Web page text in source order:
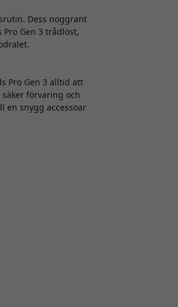
Dess noggrant
Gen 3 trådlöst,
Pro Gen 3 alltid att
förvaring och
en snygg accessoar